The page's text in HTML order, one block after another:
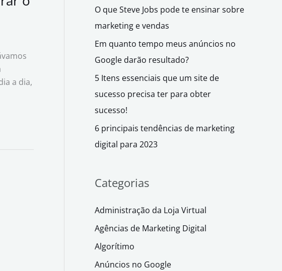
a dia,
O que Steve Jobs pode te ensinar sobre
marketing e vendas
Em quanto tempo meus anúncios no
Google darão resultado?
5 Itens essenciais que um site de
sucesso precisa ter para obter
sucesso!
6 principais tendências de marketing
digital para 2023
Categorias
Administração da Loja Virtual
Agências de Marketing Digital
Algorítimo
Anúncios no Google